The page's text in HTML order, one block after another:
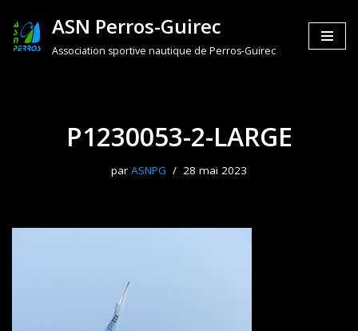
Aller
ASN Perros-Guirec
Association sportive nautique de Perros-Guirec
P1230053-2-LARGE
par ASNPG 28 mai 2023